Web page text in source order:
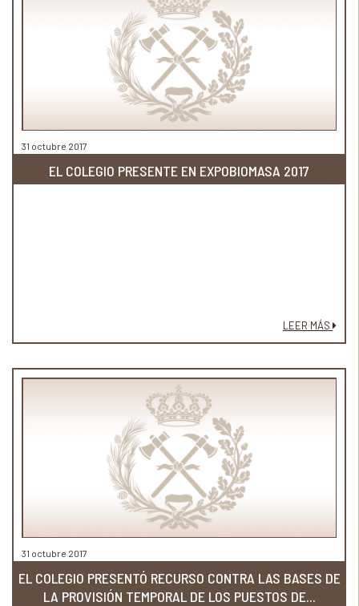
31 octubre 2017
EL COLEGIO PRESENTE EN EXPOBIOMASA 2017
LEER MÁS
31 octubre 2017
EL COLEGIO PRESENTÓ RECURSO CONTRA LAS BASES DE
LA PROVISIÓN TEMPORAL DE LOS PUESTOS DE...